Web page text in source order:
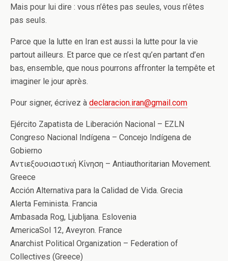
Mais pour lui dire : vous n’êtes pas seules, vous n’êtes
pas seuls.
Parce que la lutte en Iran est aussi la lutte pour la vie
partout ailleurs. Et parce que ce n’est qu’en partant d’en
bas, ensemble, que nous pourrons affronter la tempête et
imaginer le jour après.
Pour signer, écrivez à declaracion.iran@gmail.com
Ejército Zapatista de Liberación Nacional – EZLN
Congreso Nacional Indígena – Concejo Indígena de
Gobierno
Αντιεξουσιαστική Κίνηση – Antiauthoritarian Movement.
Greece
Acción Alternativa para la Calidad de Vida. Grecia
Alerta Feminista. Francia
Ambasada Rog, Ljubljana. Eslovenia
AmericaSol 12, Aveyron. France
Anarchist Political Organization – Federation of
Collectives (Greece)